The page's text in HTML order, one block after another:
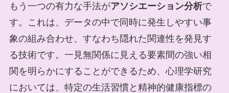
もう一つの有力な手法がアソシエーション分析で
す。これは、データの中で同時に発生しやすい事
象の組み合わせ、すなわち隠れた関連性を発見す
る技術です。一見無関係に見える要素間の強い相
関を明らかにすることができるため、心理学研究
においては、特定の生活習慣と精神的健康指標の